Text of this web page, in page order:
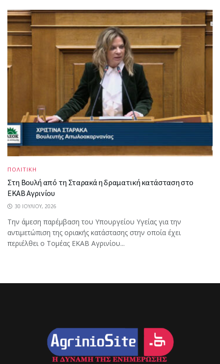
ΠΟΛΙΤΙΚΗ
Στη Βουλή από τη Σταρακά η δραματική κατάσταση στο
ΕΚΑΒ Αγρινίου
30 ΙΟΥΛΊΟΥ, 2026
Την άμεση παρέμβαση του Υπουργείου Υγείας για την
αντιμετώπιση της οριακής κατάστασης στην οποία έχει
περιέλθει ο Τομέας ΕΚΑΒ Αγρινίου...